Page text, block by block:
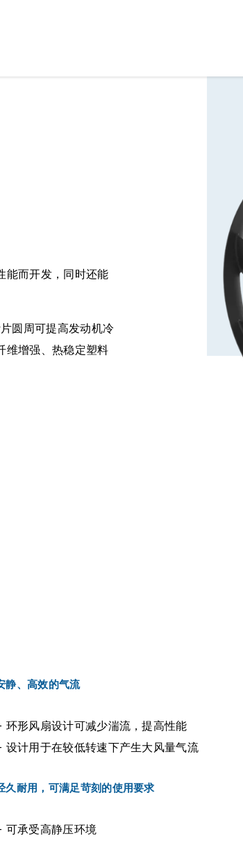
能而开发，同时还能
圆周可提高发动机冷
维增强、热稳定塑料
静、高效的气流
环形风扇设计可减少湍流，提高性能
设计用于在较低转速下产生大风量气流
久耐用，可满足苛刻的使用要求
可承受高静压环境